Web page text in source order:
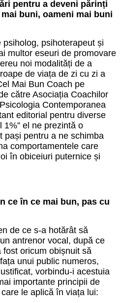
pentru a deveni părinți
buni, oameni mai buni
psiholog, psihoterapeut și
multor eseuri de promovare
noi modalități de a
de viața de zi cu zi a
Mai Bun Coach pe
către Asociația Coachilor
Contemporanea
editorial pentru diverse
1%” el ne prezintă o
pași pentru a ne schimba
comportamentele care
în obiceiuri puternice și
ce în ce mai bun, pas cu
de ce s-a hotărât să
antrenor vocal, după ce
oricum obișnuit să
unui public numeros,
vorbindu-i acestuia
importante principii de
le aplică în viața lui: